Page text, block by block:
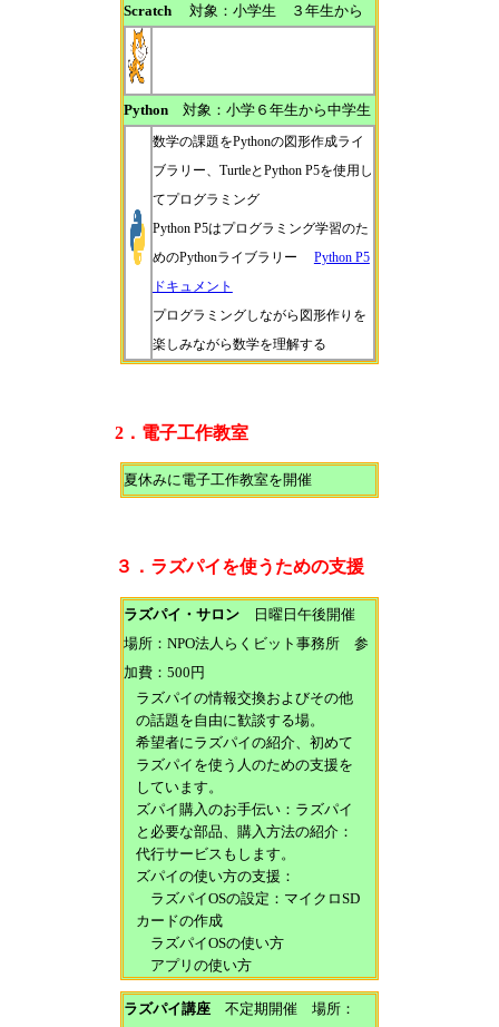
Scratch対象：小学生 ３年生から
Python対象：小学６年生から中学生
数学の課題をPythonの図形作成ライ
ブラリー、TurtleとPython P5を使用し
てプログラミング
Python P5はプログラミング学習のた
めのPythonライブラリー Python P5
ドキュメント
プログラミングしながら図形作りを
楽しみながら数学を理解する
2．電子工作教室
夏休みに電子工作教室を開催
３．ラズパイを使うための支援
ラズパイ・サロン日曜日午後開催
場所：NPO法人らくビット事務所 参
加費：500円
ラズパイの情報交換およびその他
の話題を自由に歓談する場。
希望者にラズパイの紹介、初めて
ラズパイを使う人のための支援を
しています。
ズパイ購入のお手伝い：ラズパイ
と必要な部品、購入方法の紹介：
代行サービスもします。
ズパイの使い方の支援：
ラズパイOSの設定：マイクロSD
カードの作成
ラズパイOSの使い方
アプリの使い方
ラズパイ講座不定期開催 場所：